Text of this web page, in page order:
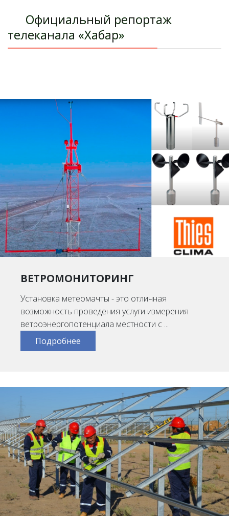
Официальный репортаж
телеканала «Хабар»
ВЕТРОМОНИТОРИНГ
Установка метеомачты - это отличная
возможность проведения услуги измерения
ветроэнергопотенциала местности с ...
Подробнее